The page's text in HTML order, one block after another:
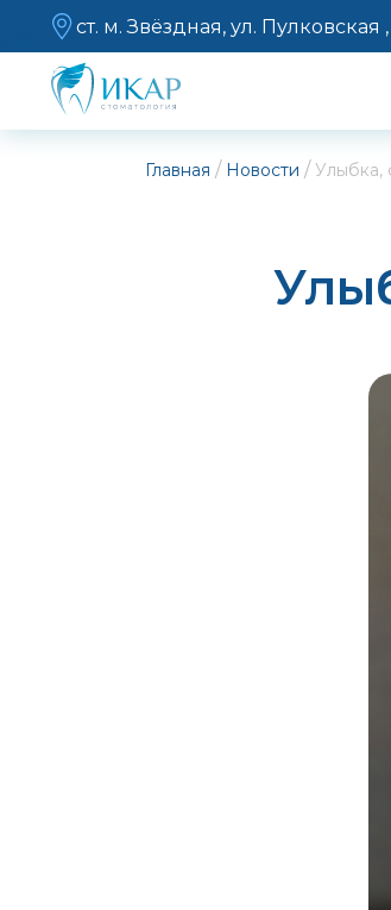
ст. м. Звёздная, ул. Пулковская ,
Главная / Новости /Улыбка,